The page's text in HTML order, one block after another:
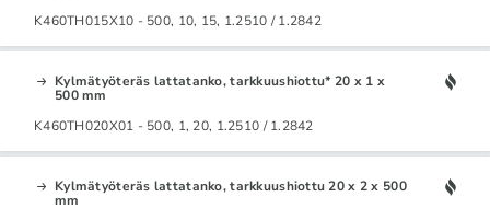
K460TH015X10 - 500, 10, 15, 1.2510 / 1.2842
Kylmätyöteräs lattatanko, tarkkuushiottu* 20 x 1 x
500 mm
K460TH020X01 - 500, 1, 20, 1.2510 / 1.2842
Kylmätyöteräs lattatanko, tarkkuushiottu 20 x 2 x 500
mm